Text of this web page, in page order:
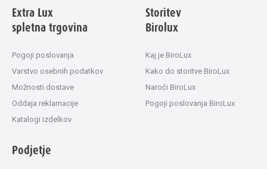
Extra Lux
spletna trgovina
Pogoji poslovanja
Varstvo osebnih podatkov
Možnosti dostave
Oddaja reklamacije
Katalogi izdelkov
Storitev
Birolux
Kaj je BiroLux
Kako do storitve BiroLux
Naroči BiroLux
Pogoji poslovanja BiroLux
Podjetje